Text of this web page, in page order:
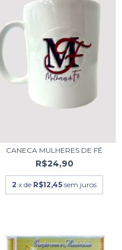
CANECA MULHERES DE FÉ
R$24,90
2 x de R$12,45 sem juros